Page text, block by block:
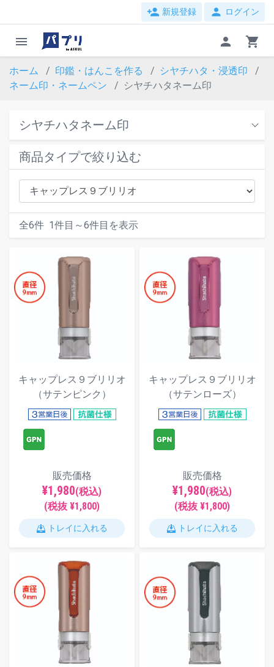
person_add 新規登録 person ログイン
menu person shopping_cart
ホーム 印鑑・はんこを作る
シヤチハタ・浸透印
ネーム印・ネームペン
シヤチハタネーム印
シヤチハタネーム印
商品タイプで絞り込む
全6件 1件目～6件目を表示
キャップレス９ブリリオ
（サテンピンク）
販売価格
¥1,980(税込)
(税抜 ¥1,800)
トレイに入れる
キャップレス９ブリリオ
（サテンローズ）
販売価格
¥1,980(税込)
(税抜 ¥1,800)
トレイに入れる